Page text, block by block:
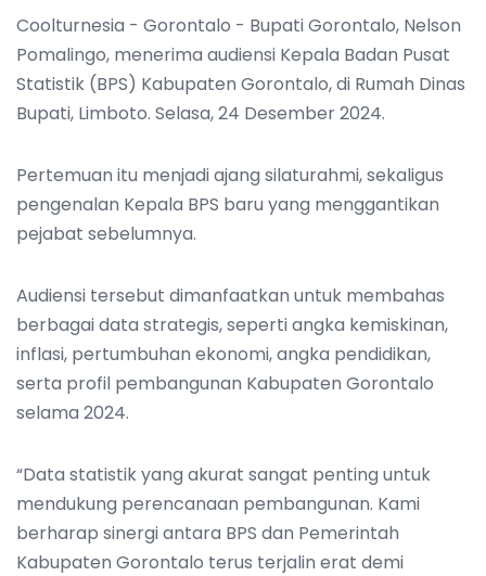
Coolturnesia - Gorontalo - Bupati Gorontalo, Nelson
Pomalingo, menerima audiensi Kepala Badan Pusat
Statistik (BPS) Kabupaten Gorontalo, di Rumah Dinas
Bupati, Limboto. Selasa, 24 Desember 2024.
Pertemuan itu menjadi ajang silaturahmi, sekaligus
pengenalan Kepala BPS baru yang menggantikan
pejabat sebelumnya.
Audiensi tersebut dimanfaatkan untuk membahas
berbagai data strategis, seperti angka kemiskinan,
inflasi, pertumbuhan ekonomi, angka pendidikan,
serta profil pembangunan Kabupaten Gorontalo
selama 2024.
“Data statistik yang akurat sangat penting untuk
mendukung perencanaan pembangunan. Kami
berharap sinergi antara BPS dan Pemerintah
Kabupaten Gorontalo terus terjalin erat demi